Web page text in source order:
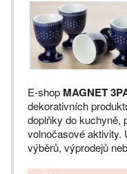
E-shop MAGNET
dekorativních
doplňky do kuchyně,
volnočasové aktivity.
výběrů, výprodejů